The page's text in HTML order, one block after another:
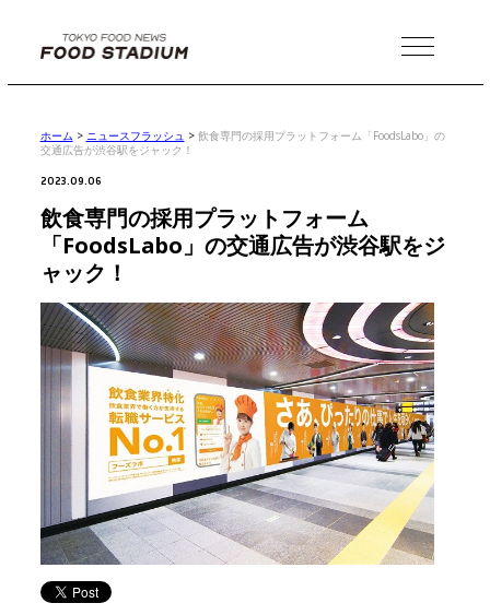
MENU
ホーム > ニュースフラッシュ > 飲食専門の採用プラットフォーム「FoodsLabo」の
交通広告が渋谷駅をジャック！
2023.09.06
飲食専門の採用プラットフォーム
「FoodsLabo」の交通広告が渋谷駅をジ
ャック！